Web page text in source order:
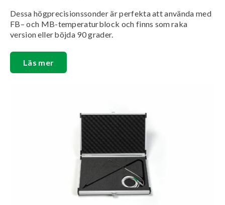
Dessa högprecisionssonder är perfekta att använda med
FB– och MB-temperaturblock och finns som raka
version eller böjda 90 grader.
Läs mer